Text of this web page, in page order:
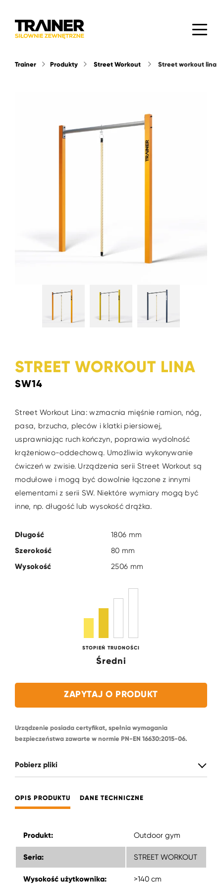
Trainer Produkty Street Workout street workout lina
STREET WORKOUT LINA
SW14
Street Workout Lina: wzmacnia mięśnie ramion, nóg,
pasa, brzucha, pleców i klatki piersiowej,
usprawniając ruch kończyn, poprawia wydolność
krążeniowo-oddechową. Umożliwia wykonywanie
ćwiczeń w zwisie. Urządzenia serii Street Workout są
modułowe i mogą być dowolnie łączone z innymi
elementami z serii SW. Niektóre wymiary mogą być
inne, np. długość lub wysokość drążka.
Długość
1806 mm
Szerokość
80 mm
Wysokość
2506 mm
STOPIEŃ TRUDNOŚCI
Średni
ZAPYTAJ O PRODUKT
Urządzenie posiada certyfikat, spełnia wymagania
bezpieczeństwa zawarte w normie PN-EN 16630:2015-06.
Pobierz pliki
OPIS PRODUKTU DANE TECHNICZNE
Produkt: Outdoor gym
Seria: STREET WORKOUT
Wysokość użytkownika: >140 cm